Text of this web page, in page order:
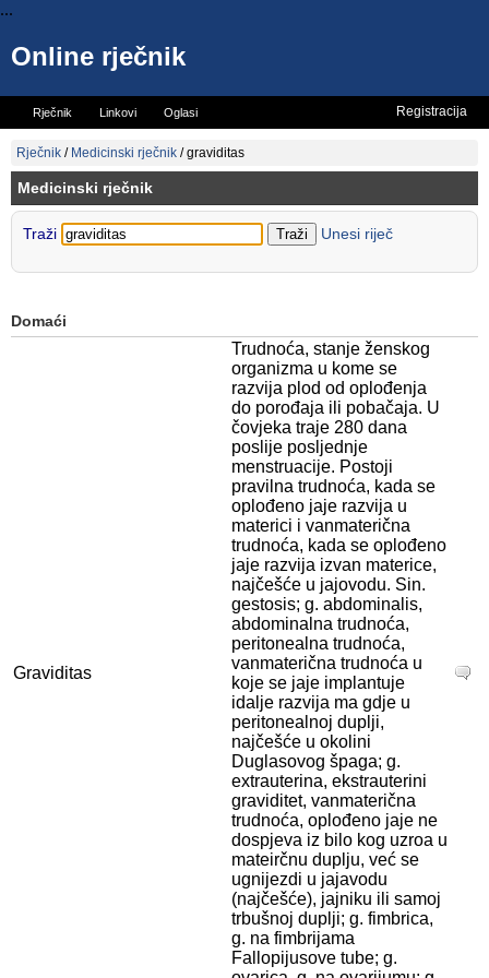
...
Online rječnik
Rječnik Linkovi Oglasi
Vicevi
Registracija
Rječnik / Medicinski rječnik /graviditas
Medicinski rječnik
Traži Unesi riječ
Domaći
Graviditas
Trudnoća, stanje ženskog
organizma u kome se
razvija plod od oplođenja
do porođaja ili pobačaja. U
čovjeka traje 280 dana
poslije posljednje
menstruacije. Postoji
pravilna trudnoća, kada se
oplođeno jaje razvija u
materici i vanmaterična
trudnoća, kada se oplođeno
jaje razvija izvan materice,
najčešće u jajovodu. Sin.
gestosis; g. abdominalis,
abdominalna trudnoća,
peritonealna trudnoća,
vanmaterična trudnoća u
koje se jaje implantuje
idalje razvija ma gdje u
peritonealnoj duplji,
najčešće u okolini
Duglasovog špaga; g.
extrauterina, ekstrauterini
graviditet, vanmaterična
trudnoća, oplođeno jaje ne
dospjeva iz bilo kog uzroa u
mateirčnu duplju, već se
ugnijezdi u jajavodu
(najčešće), jajniku ili samoj
trbušnoj duplji; g. fimbrica,
g. na fimbrijama
Fallopijusove tube; g.